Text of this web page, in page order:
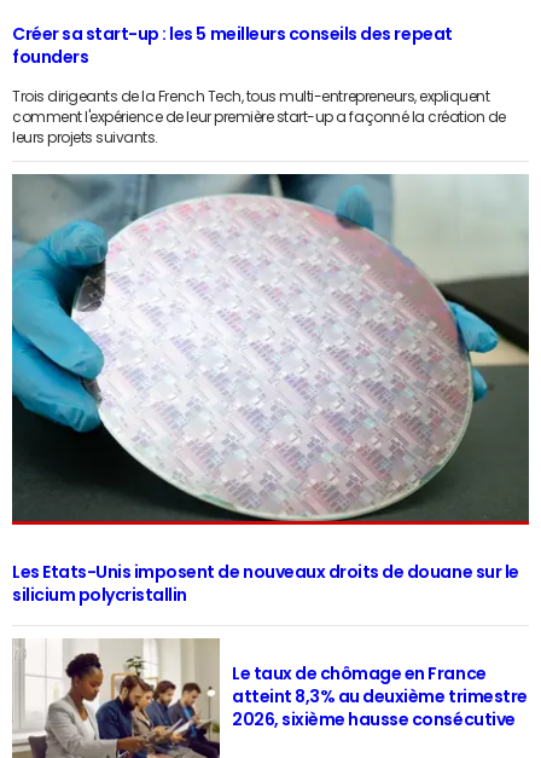
Créer sa start-up : les 5 meilleurs conseils des repeat
founders
Trois dirigeants de la French Tech, tous multi-entrepreneurs, expliquent
comment l'expérience de leur première start-up a façonné la création de
leurs projets suivants.
Les Etats-Unis imposent de nouveaux droits de douane sur le
silicium polycristallin
Le taux de chômage en France
atteint 8,3% au deuxième trimestre
2026, sixième hausse consécutive